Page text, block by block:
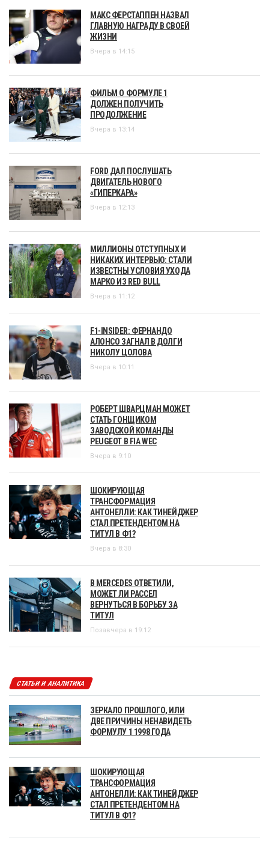
МАКС ФЕРСТАППЕН НАЗВАЛ
ГЛАВНУЮ НАГРАДУ В СВОЕЙ
ЖИЗНИ
Вчера в 14:15
ФИЛЬМ О ФОРМУЛЕ 1
ДОЛЖЕН ПОЛУЧИТЬ
ПРОДОЛЖЕНИЕ
Вчера в 13:14
FORD ДАЛ ПОСЛУШАТЬ
ДВИГАТЕЛЬ НОВОГО
«ГИПЕРКАРА»
Вчера в 12:13
МИЛЛИОНЫ ОТСТУПНЫХ И
НИКАКИХ ИНТЕРВЬЮ: СТАЛИ
ИЗВЕСТНЫ УСЛОВИЯ УХОДА
МАРКО ИЗ RED BULL
Вчера в 11:12
F1-INSIDER: ФЕРНАНДО
АЛОНСО ЗАГНАЛ В ДОЛГИ
НИКОЛУ ЦОЛОВА
Вчера в 10:11
РОБЕРТ ШВАРЦМАН МОЖЕТ
СТАТЬ ГОНЩИКОМ
ЗАВОДСКОЙ КОМАНДЫ
PEUGEOT В FIA WEC
Вчера в 9:10
ШОКИРУЮЩАЯ
ТРАНСФОРМАЦИЯ
АНТОНЕЛЛИ: КАК ТИНЕЙДЖЕР
СТАЛ ПРЕТЕНДЕНТОМ НА
ТИТУЛ В Ф1?
Вчера в 8:30
В MERCEDES ОТВЕТИЛИ,
МОЖЕТ ЛИ РАССЕЛ
ВЕРНУТЬСЯ В БОРЬБУ ЗА
ТИТУЛ
Позавчера в 19:12
СТАТЬИ И АНАЛИТИКА
ЗЕРКАЛО ПРОШЛОГО, ИЛИ
ДВЕ ПРИЧИНЫ НЕНАВИДЕТЬ
ФОРМУЛУ 1 1998 ГОДА
ШОКИРУЮЩАЯ
ТРАНСФОРМАЦИЯ
АНТОНЕЛЛИ: КАК ТИНЕЙДЖЕР
СТАЛ ПРЕТЕНДЕНТОМ НА
ТИТУЛ В Ф1?